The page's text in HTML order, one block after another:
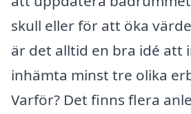
skull eller för att öka
är det alltid en bra idé att
inhämta minst tre olika
Varför? Det finns flera